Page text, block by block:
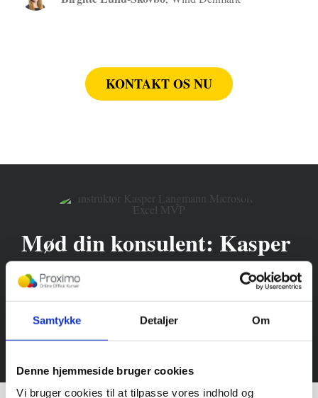
Samtykke Detaljer Om
Denne hjemmeside bruger cookies
Vi bruger cookies til at tilpasse vores indhold og
KONTAKT OS NU
Mød din konsulent: Kasper
Langmann
Partner i Proximo, konsulent og Microsoft
MVP.